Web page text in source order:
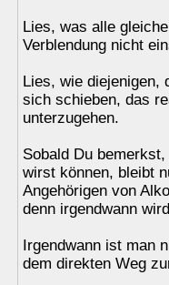
Lies, was alle
Verblendung nicht
Lies, wie diejenigen,
sich schieben, das
unterzugehen.
Sobald Du
wirst können, bleibt
Angehörigen von
denn irgendwann
Irgendwann ist man
dem direkten Weg